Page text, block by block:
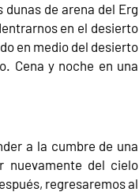
de arena del Erg
en el desierto
en medio del desierto
Cena y noche en una
a la cumbre de una
nuevamente del cielo
regresaremos al